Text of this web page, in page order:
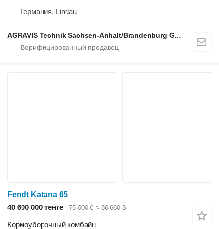
Германия, Lindau
AGRAVIS Technik Sachsen-Anhalt/Brandenburg GmbH
Fendt Katana 65
40 600 000 тенге
75 000 € ≈ 86 660 $
Кормоуборочный комбайн